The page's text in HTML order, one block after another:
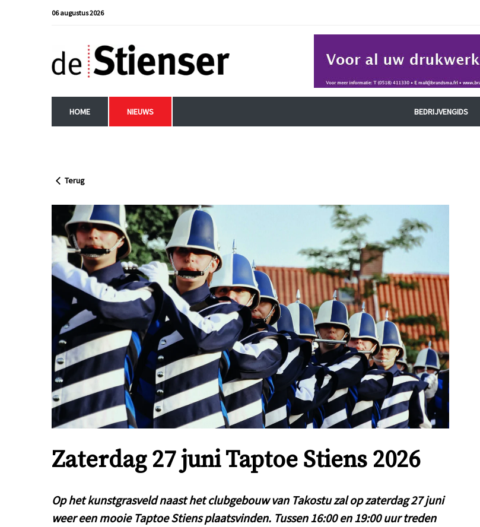
06 augustus 2026
HOME NIEUWS BEDRIJVENGIDS
Terug
Zaterdag 27 juni Taptoe Stiens 2026
Op het kunstgrasveld naast het clubgebouw van Takostu zal op zaterdag 27 juni
weer een mooie Taptoe Stiens plaatsvinden. Tussen 16:00 en 19:00 uur treden